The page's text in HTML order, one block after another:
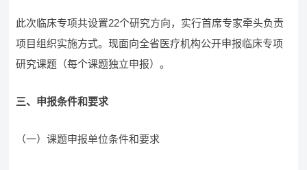
此次临床专项共设置22个研究方向，实行首席专家牵头负责
项目组织实施方式。现面向全省医疗机构公开申报临床专项
研究课题（每个课题独立申报）。
三、申报条件和要求
（一）课题申报单位条件和要求